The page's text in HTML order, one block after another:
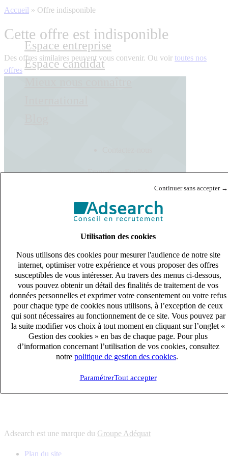
Continuer sans accepter →
Utilisation des cookies
Nous utilisons des cookies pour mesurer l'audience de notre site
internet, optimiser votre expérience et vous proposer des offres
susceptibles de vous intéresser. Au travers des menus ci-dessous,
vous pouvez obtenir un détail des finalités de traitement de vos
données personnelles et exprimer votre consentement ou votre refus
pour chaque type de cookies nous utilisons, à l’exception de ceux
qui sont nécessaires au fonctionnement de ce site. Vous pouvez par
la suite modifier vos choix à tout moment en cliquant sur l’onglet «
Gestion des cookies » en bas de chaque page. Pour plus
d’information concernant l’utilisation de vos cookies, consultez
notre politique de gestion des cookies
ParamétrerTout accepter
Espace entreprise
Espace candidat
Français English
Accueil » Offre indisponible
Cette offre est indisponible
Des offres similaires peuvent vous convenir. Ou voir toutes nos
offres
s'adapter à vos besoin en recrutement
10 univers
connaître votre secteur et ses enjeux
12 bureaux en France
proximité avec nos clients et nos talents
6 solutions
s'adapter à vos besoin en recrutement
10 univers
connaître votre secteur et ses enjeux
proximité avec nos clients et nos talents
Adsearch est une marque du Groupe Adéquat
Plan du site